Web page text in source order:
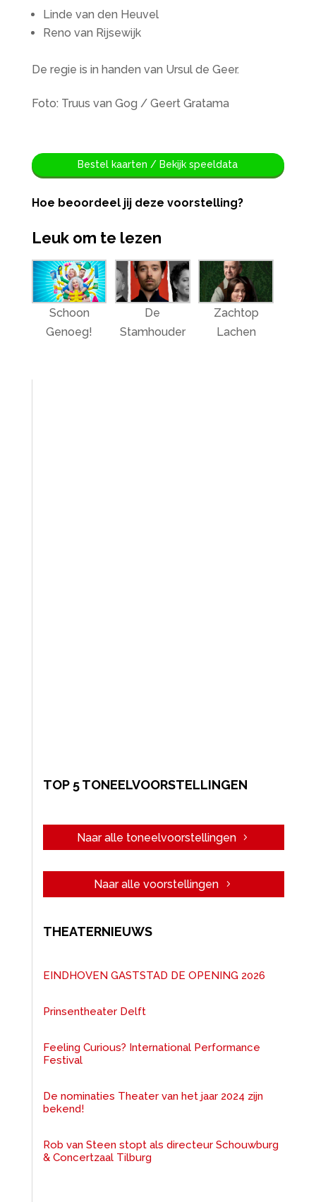
Linde van den Heuvel
Reno van Rijsewijk
De regie is in handen van Ursul de Geer.
Foto: Truus van Gog / Geert Gratama
Bestel kaarten / Bekijk speeldata
Hoe beoordeel jij deze voorstelling?
Leuk om te lezen
Schoon
Genoeg!
De
Stamhouder
Zachtop
Lachen
TOP 5 TONEELVOORSTELLINGEN
Naar alle toneelvoorstellingen
Naar alle voorstellingen
THEATERNIEUWS
EINDHOVEN GASTSTAD DE OPENING 2026
Prinsentheater Delft
Feeling Curious? International Performance
Festival
De nominaties Theater van het jaar 2024 zijn
bekend!
Rob van Steen stopt als directeur Schouwburg
& Concertzaal Tilburg